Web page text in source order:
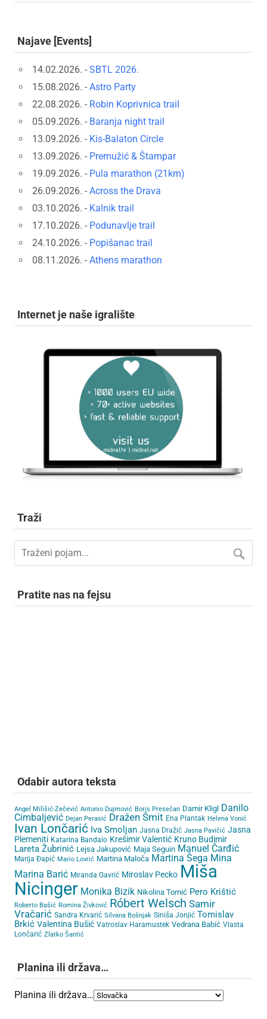
Najave [Events]
14.02.2026. - SBTL 2026.
15.08.2026. - Astro Party
22.08.2026. - Robin Koprivnica trail
05.09.2026. - Baranja night trail
13.09.2026. - Kis-Balaton Circle
13.09.2026. - Premužić & Štampar
19.09.2026. - Pula marathon (21km)
26.09.2026. - Across the Drava
03.10.2026. - Kalnik trail
17.10.2026. - Podunavlje trail
24.10.2026. - Popišanac trail
08.11.2026. - Athens marathon
Internet je naše igralište
Traži
Pratite nas na fejsu
Odabir autora teksta
Angel Milišić-Zečević Antonio Dujmović Boris Presečan Damir Kligl Danilo
Cimbaljević Dejan Perasić Dražen Šmit Ena Plantak Helena Vonić
Ivan Lončarić Iva Smoljan Jasna Dražić Jasna Pavičić Jasna
Plemeniti Katarina Bandalo Krešimir Valentić Kruno Budimir
Lareta Žubrinić Lejsa Jakupović Maja Seguin Manuel Čarđić
Marija Đapić Mario Lovrić Martina Maloča Martina Šega Mina
Marina Barić Miranda Gavrić Miroslav Pecko Miša
Nicinger Monika Bizik Nikolina Tomić Pero Krištić
Roberto Bašić Romina Živković Róbert Welsch Samir
Vračarić Sandra Krvarić Silvana Bošnjak Siniša Jonjić Tomislav
Brkić Valentina Bušić Vatroslav Haramustek Vedrana Babić Vlasta
Lončarić Zlatko Šantić
Planina ili država…
Planina ili država…